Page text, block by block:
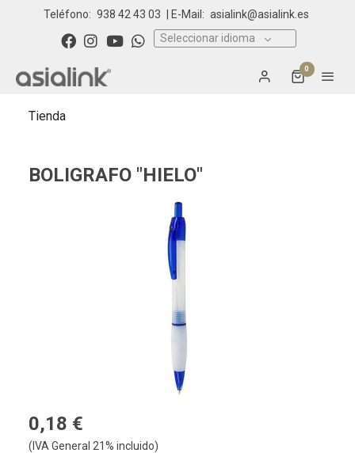
Teléfono: 938 42 43 03 | E-Mail: asialink@asialink.es
Seleccionar idioma
0
Tienda
BOLIGRAFO "HIELO"
0,18 €
(IVA General 21% incluido)